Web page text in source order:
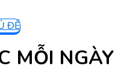
ĐỀ
MỖI NGÀY